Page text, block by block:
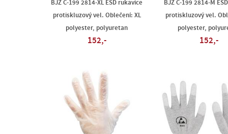
BJZ C-199 2814-XL ESD rukavice
protiskluzový vel. Oblečení: XL
polyester, polyuretan
152,-
BJZ C-199 2814-M
protiskluzový vel.
polyester,
152,-